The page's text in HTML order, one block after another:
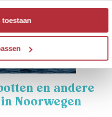
toestaan
en andere
Noorwegen